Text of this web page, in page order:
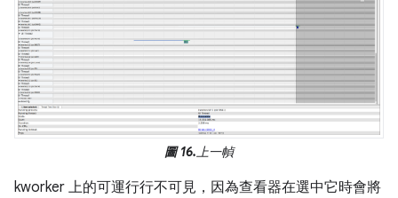
圖 16.上一幀
kworker 上的可運行行不可見，因為查看器在選中它時會將